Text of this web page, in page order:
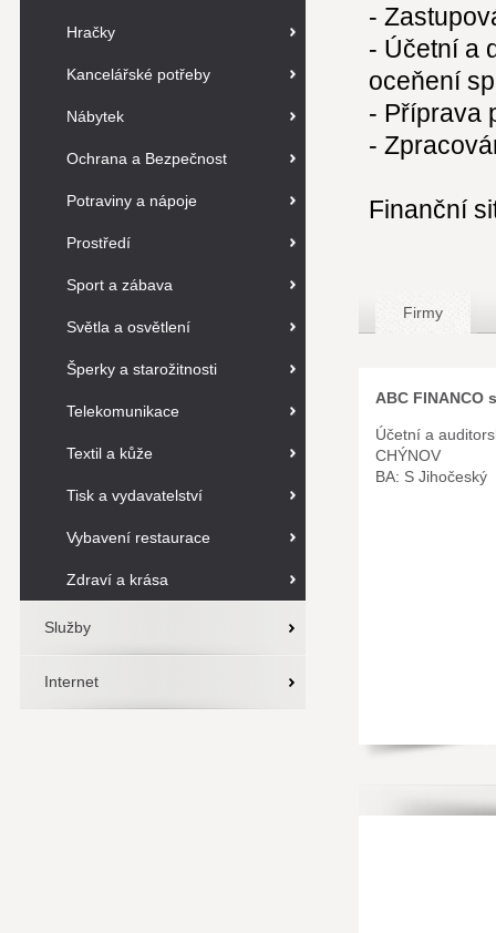
Hračky
Kancelářské potřeby
Nábytek
Ochrana a Bezpečnost
Potraviny a nápoje
Prostředí
Sport a zábava
Světla a osvětlení
Šperky a starožitnosti
Telekomunikace
Textil a kůže
Tisk a vydavatelství
Vybavení restaurace
Zdraví a krása
Služby
Internet
-
- Účetní a
oceňení
- Příprava
-
Finanční
Firmy
ABC FINANCO
Účetní a
CHÝNOV
BA: S Jihočeský